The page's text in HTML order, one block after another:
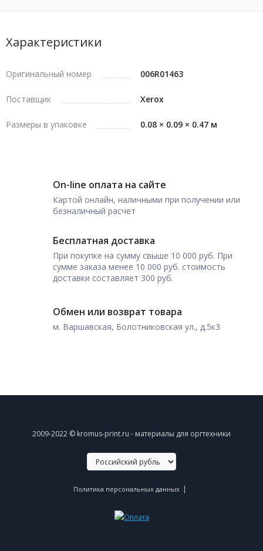
Характеристики
Оригинальный номер 006R01463
Поставщик Xerox
Размеры в упаковке 0.08 × 0.09 × 0.47 м
On-line оплата на сайте
Картой онлайн, наличными при получении или
безналичный расчет
Бесплатная доставка
При покупке на сумму свыше 10 000 руб. При
сумме заказа менее 10 000 руб. стоимость
доставки составляет 300 руб.
Обмен или возврат товара
м. Варшавская, Болотниковская ул., д.5к3
2009-2022 © kromus-print.ru - материалы для оргтехники
Политика персональных данных |